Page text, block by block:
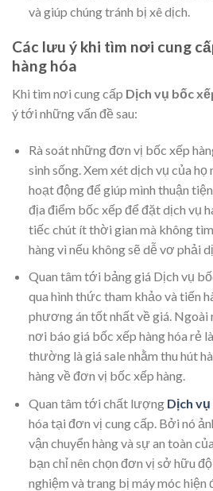
và giúp chúng tránh bị xê dịch.
Các lưu ý khi tìm nơi cung
hàng hóa
Khi tìm nơi cung cấp Dịch vụ bốc
ý tới những vấn đề sau:
Rà soát những đơn vị bốc xếp
sinh sống. Xem xét dịch vụ của họ
hoạt động để giúp mình thuận
địa điểm bốc xếp để đặt dịch vụ
tiếc chút ít thời gian mà không
hàng vì nếu không sẽ dễ vơ phải
Quan tâm tới bảng giá Dịch vụ
qua hình thức tham khảo và tiến
phương án tốt nhất về giá. Ngoài
nơi báo giá bốc xếp hàng hóa rẻ
thường là giá sale nhằm thu hút
hàng về đơn vị bốc xếp hàng.
Quan tâm tới chất lượng Dịch
hóa tại đơn vị cung cấp. Bởi nó
vận chuyển hàng và sự an toàn
bạn chỉ nên chọn đơn vị sở hữu
nghiệm và trang bị máy móc hiện